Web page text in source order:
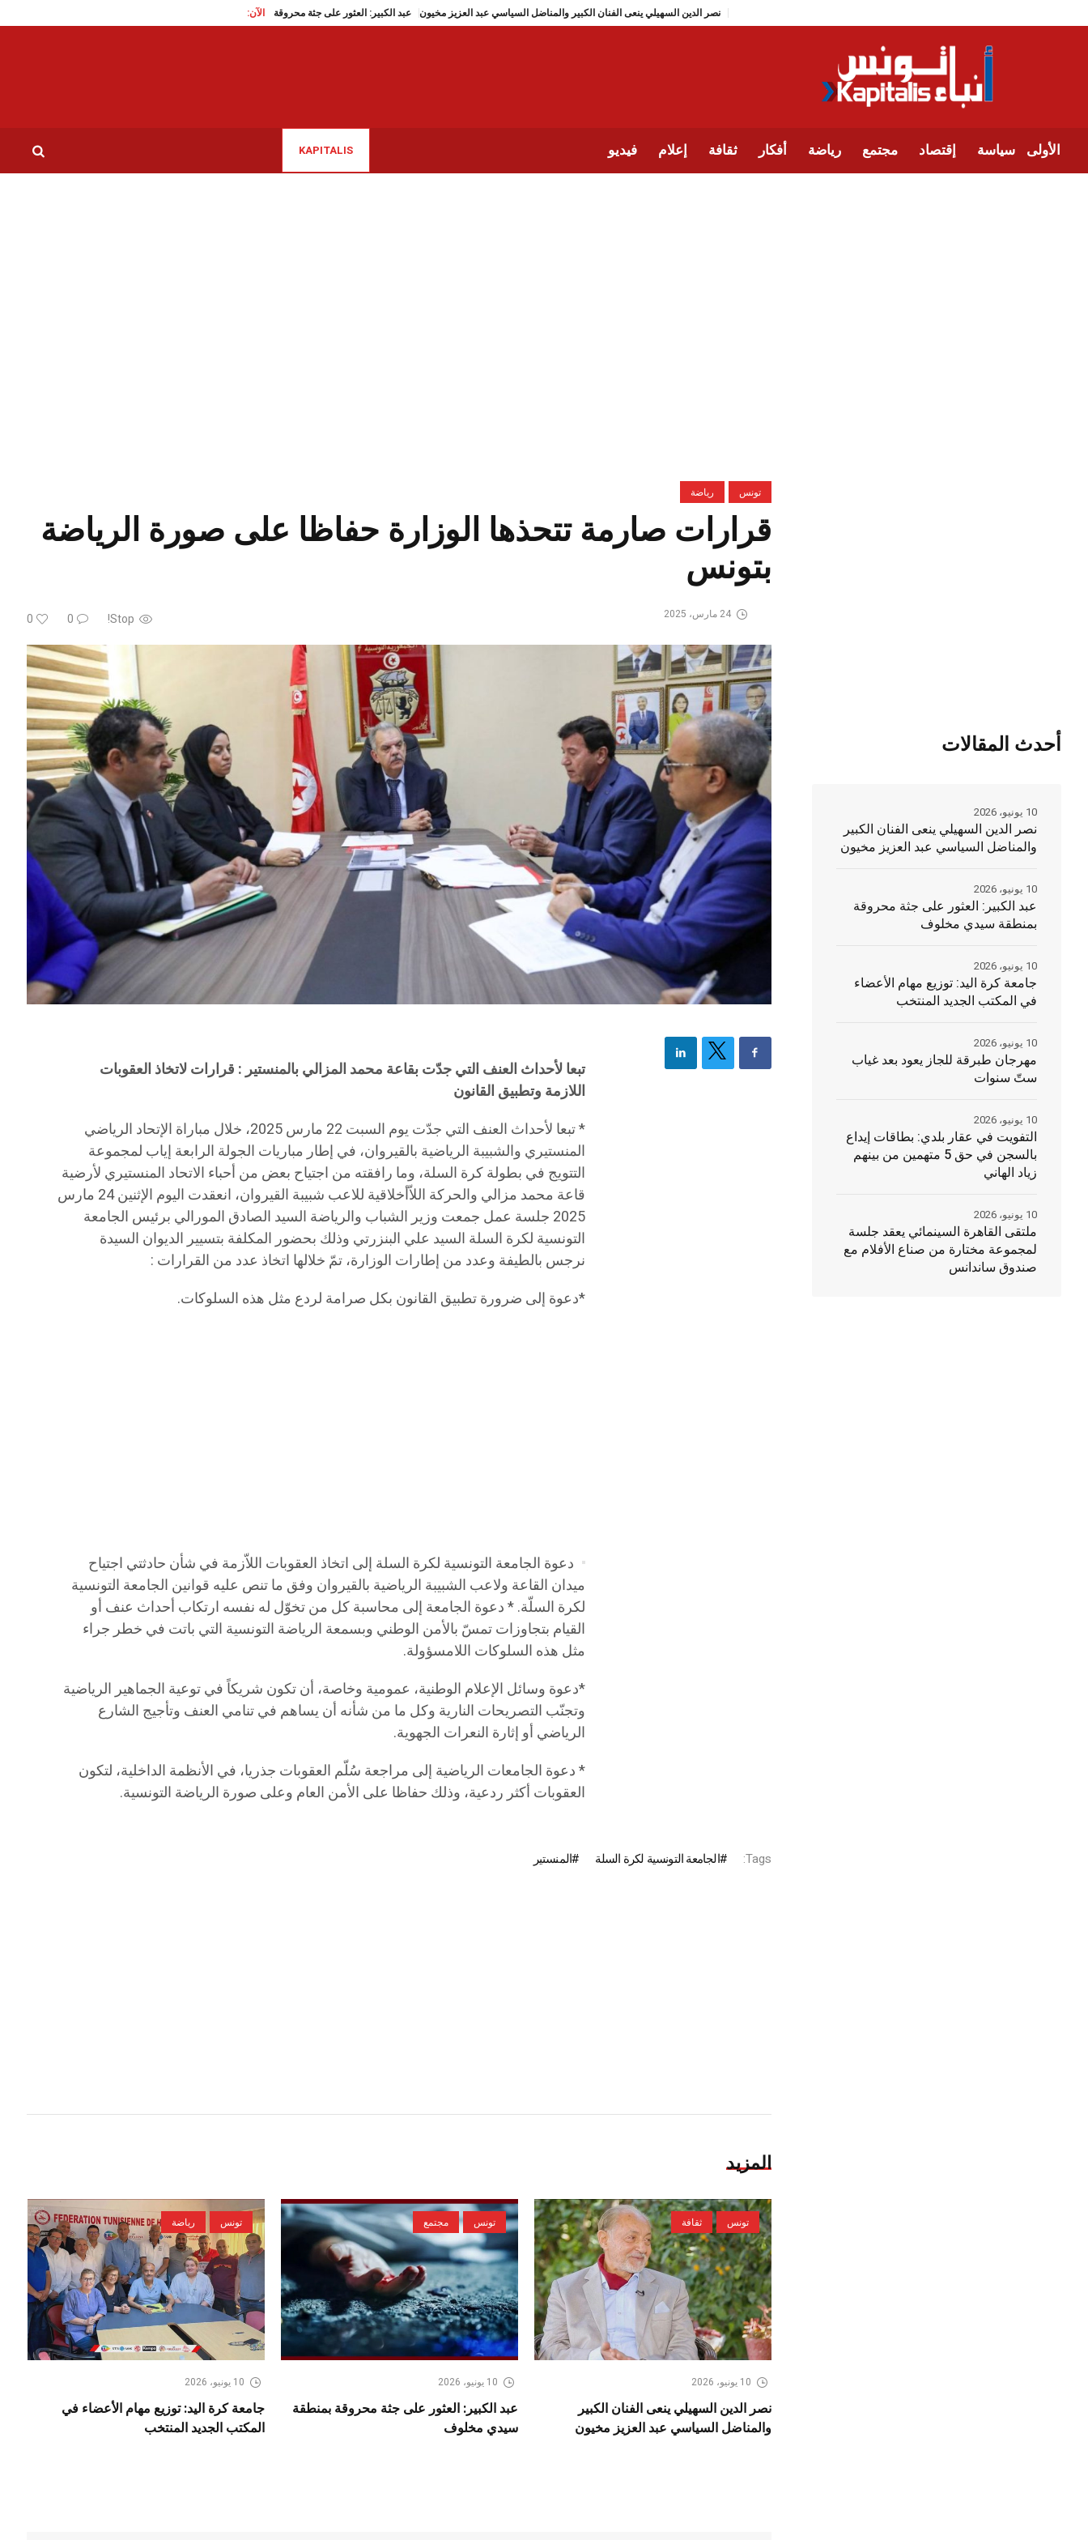
الآن: نصر الدين السهيلي ينعى الفنان الكبير والمناضل السياسي عبد العزيز مخيون عبد الكبير: العثور على جثة محروقة بمنطقة سيدي مخلوف
الأولى سياسة إقتصاد مجتمع رياضة أفكار ثقافة إعلام فيديو KAPITALIS
تونس رياضة
قرارات صارمة تتحذها الوزارة حفاظا على صورة الرياضة
بتونس
Stop!
0
0 24 مارس، 2025
تبعا لأحداث العنف التي جدّت بقاعة محمد المزالي بالمنستير : قرارات لاتخاذ العقوبات
اللازمة وتطبيق القانون
*️ تبعا لأحداث العنف التي جدّت يوم السبت 22 مارس 2025، خلال مباراة الإتحاد الرياضي
المنستيري والشبيبة الرياضية بالقيروان، في إطار مباريات الجولة الرابعة إياب لمجموعة
التتويج في بطولة كرة السلة، وما رافقته من اجتياح بعض من أحباء الاتحاد المنستيري لأرضية
قاعة محمد مزالي والحركة اللاّأخلاقية للاعب شبيبة القيروان، انعقدت اليوم الإثنين 24 مارس
2025 جلسة عمل جمعت وزير الشباب والرياضة السيد الصادق المورالي برئيس الجامعة
التونسية لكرة السلة السيد علي البنزرتي وذلك بحضور المكلفة بتسيير الديوان السيدة
نرجس بالطيفة وعدد من إطارات الوزارة، تمّ خلالها اتخاذ عدد من القرارات :
*️دعوة إلى ضرورة تطبيق القانون بكل صرامة لردع مثل هذه السلوكات.
دعوة الجامعة التونسية لكرة السلة إلى ️اتخاذ العقوبات اللاّزمة في شأن حادثتي اجتياح
ميدان القاعة ولاعب الشبيبة الرياضية بالقيروان وفق ما تنص عليه قوانين الجامعة التونسية
لكرة السلّة. *️ دعوة الجامعة إلى محاسبة كل من تخوّل له نفسه ارتكاب أحداث عنف أو
القيام بتجاوزات تمسّ بالأمن الوطني وبسمعة الرياضة التونسية التي باتت في خطر جراء
مثل هذه السلوكات اللامسؤولة.
*️دعوة وسائل الإعلام الوطنية، عمومية وخاصة، أن تكون شريكاً في توعية الجماهير الرياضية
وتجنّب التصريحات النارية وكل ما من شأنه أن يساهم في تنامي العنف وتأجيج الشارع
الرياضي أو إثارة النعرات الجهوية.
*️ دعوة الجامعات الرياضية إلى مراجعة سُلّم العقوبات جذريا، في الأنظمة الداخلية، لتكون
العقوبات أكثر ردعية، وذلك حفاظا على الأمن العام وعلى صورة الرياضة التونسية.
Tags: الجامعة التونسية لكرة السلة المنستير
المزيد
تونس ثقافة
10 يونيو، 2026
نصر الدين السهيلي ينعى الفنان الكبير
والمناضل السياسي عبد العزيز مخيون
تونس مجتمع
10 يونيو، 2026
عبد الكبير: العثور على جثة محروقة بمنطقة
سيدي مخلوف
تونس رياضة
10 يونيو، 2026
جامعة كرة اليد: توزيع مهام الأعضاء في
المكتب الجديد المنتخب
أحدث المقالات
نصر الدين السهيلي ينعى الفنان الكبير
والمناضل السياسي عبد العزيز مخيون
10 يونيو، 2026
عبد الكبير: العثور على جثة محروقة
بمنطقة سيدي مخلوف
10 يونيو، 2026
جامعة كرة اليد: توزيع مهام الأعضاء
في المكتب الجديد المنتخب
10 يونيو، 2026
مهرجان طبرقة للجاز يعود بعد غياب
ستّ سنوات
10 يونيو، 2026
التفويت في عقار بلدي: بطاقات إيداع
بالسجن في حق 5 متهمين من بينهم
زياد الهاني
10 يونيو، 2026
ملتقى القاهرة السينمائي يعقد جلسة
لمجموعة مختارة من صناع الأفلام مع
صندوق ساندانس
10 يونيو، 2026